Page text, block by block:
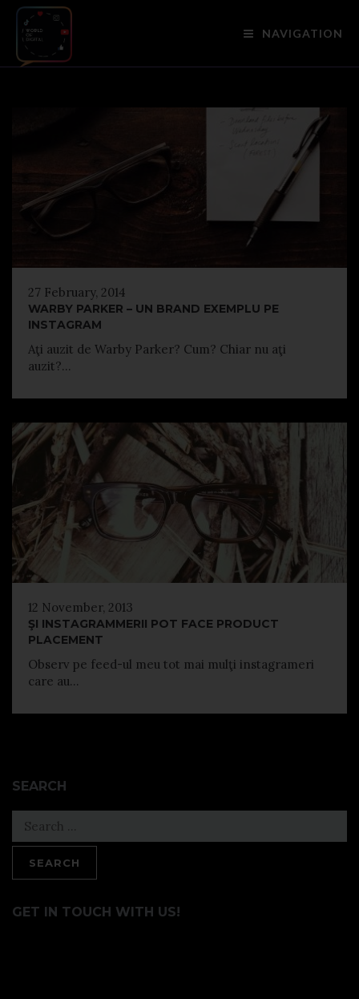
NAVIGATION
27 February, 2014
WARBY PARKER – UN BRAND EXEMPLU PE
INSTAGRAM
Aţi auzit de Warby Parker? Cum? Chiar nu aţi
auzit?...
12 November, 2013
ŞI INSTAGRAMMERII POT FACE PRODUCT
PLACEMENT
Observ pe feed-ul meu tot mai mulţi instagrameri
care au...
SEARCH
for:
GET IN TOUCH WITH US!